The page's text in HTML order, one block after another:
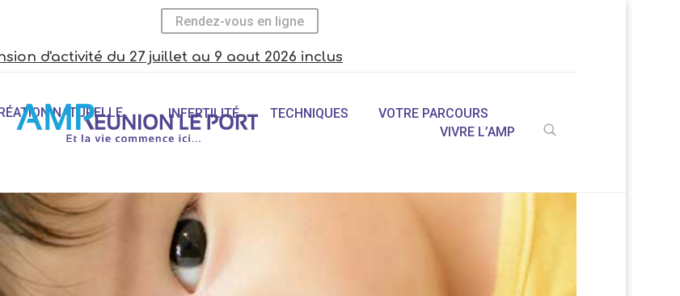
Rendez-vous en ligne
d'activité du 27 juillet au 9 aout 2026 inclus
U
NATURELLE INFERTILITÉ TECHNIQUES
VOTRE PARCOURS
VIVRE L’AMP